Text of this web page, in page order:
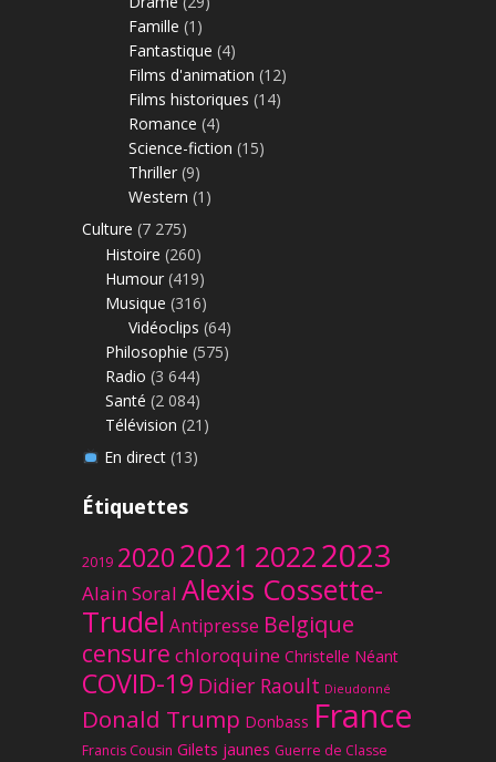
Famille (1)
Fantastique (4)
Films d'animation (12)
Films historiques (14)
Romance (4)
Science-fiction (15)
Thriller (9)
Western (1)
Culture (7 275)
Histoire (260)
Humour (419)
Musique (316)
Vidéoclips (64)
Philosophie (575)
Radio (3 644)
Santé (2 084)
Télévision (21)
En direct(13)
Étiquettes
2019 20202021 20222023
Alain Soral Alexis Cossette-
Trudel Antipresse Belgique
censure chloroquine Christelle Néant
COVID-19 Didier Raoult Dieudonné
Donald Trump Donbass France
Francis Cousin Gilets jaunes Guerre de Classe